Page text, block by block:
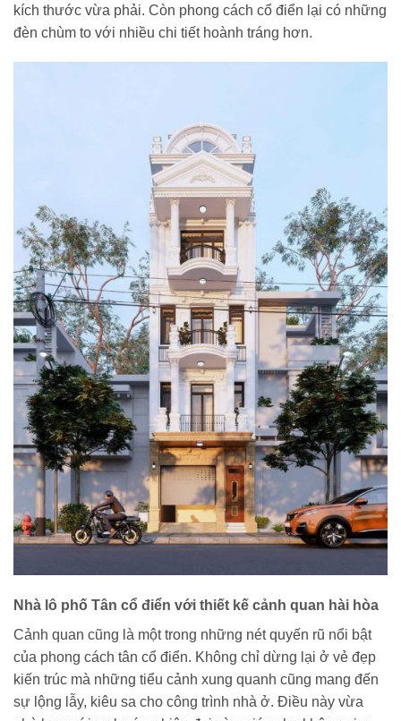
kích thước vừa phải. Còn phong cách cổ điển lại có những
đèn chùm to với nhiều chi tiết hoành tráng hơn.
Nhà lô phố Tân cổ điển với thiết kế cảnh quan hài hòa
Cảnh quan cũng là một trong những nét quyến rũ nổi bật
của phong cách tân cổ điển. Không chỉ dừng lại ở vẻ đẹp
kiến trúc mà những tiểu cảnh xung quanh cũng mang đến
sự lộng lẫy, kiêu sa cho công trình nhà ở. Điều này vừa